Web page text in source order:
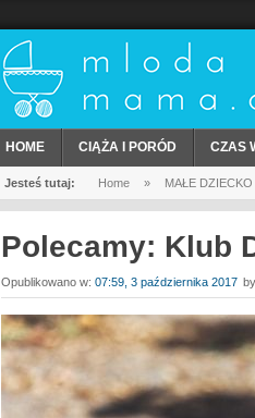
HOME CIĄŻA I PORÓD CZAS
Jesteś tutaj: Home » MAŁE DZIECKO
Polecamy: Klub
Opublikowano w: 07:59, 3 października 2017 by